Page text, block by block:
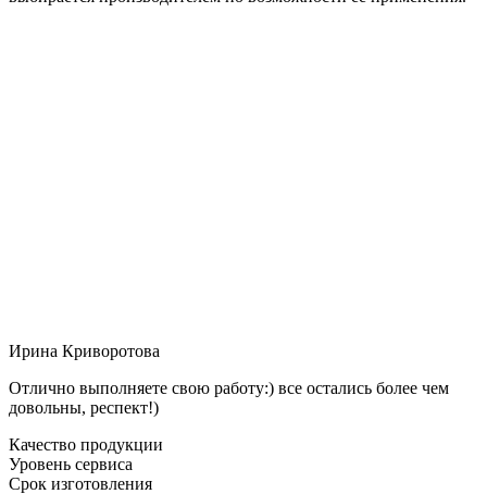
Ирина Криворотова
Отлично выполняете свою работу:) все остались более чем
довольны, респект!)
Качество продукции
Уровень сервиса
Срок изготовления